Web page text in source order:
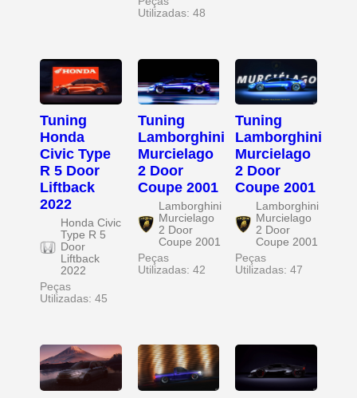
Utilizadas: 48
Tuning
Honda
Civic Type
R 5 Door
Liftback
2022
Honda Civic
Type R 5
Door
Liftback
2022
Peças
Utilizadas: 45
Tuning
Lamborghini
Murcielago
2 Door
Coupe 2001
Lamborghini
Murcielago
2 Door
Coupe 2001
Peças
Utilizadas: 42
Tuning
Lamborghini
Murcielago
2 Door
Coupe 2001
Lamborghini
Murcielago
2 Door
Coupe 2001
Peças
Utilizadas: 47